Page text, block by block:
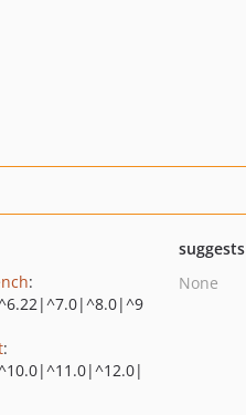
:
:
suggests
None